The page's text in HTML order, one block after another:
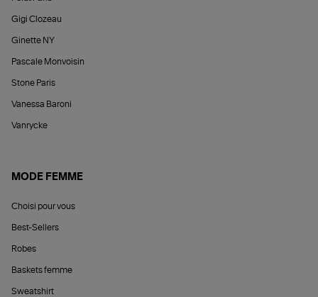
Gigi Clozeau
Ginette NY
Pascale Monvoisin
Stone Paris
Vanessa Baroni
Vanrycke
MODE FEMME
Choisi pour vous
Best-Sellers
Robes
Baskets femme
Sweatshirt